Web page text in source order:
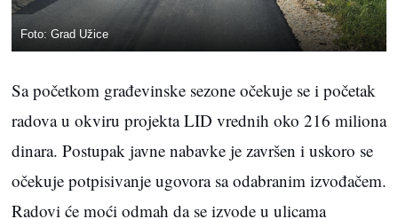
Foto: Grad Užice
Sa početkom građevinske sezone očekuje se i početak
radova u okviru projekta LID vrednih oko 216 miliona
dinara. Postupak javne nabavke je završen i uskoro se
očekuje potpisivanje ugovora sa odabranim izvođačem.
Radovi će moći odmah da se izvode u ulicama